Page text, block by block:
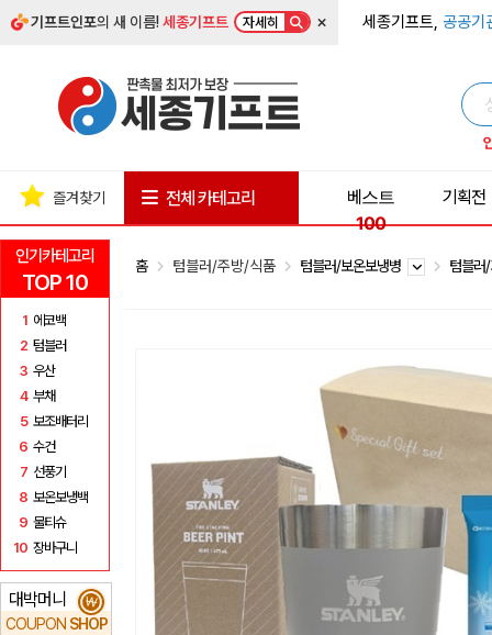
기프트인포의 새 이름!세종기프트 자세히 × 세종기프트, 공공기
인기카테고리
TOP 10
1 에코백
2 텀블러
3 우산
4 부채
5 보조배터리
6 수건
7 선풍기
8 보온보냉백
9 물티슈
10 장바구니
대박머니
COUPON SHOP
₩
즐겨찾기 전체 카테고리
베스트
100
기획전
홈 텀블러/주방/식품 텀블러/보온보냉병 텀블러